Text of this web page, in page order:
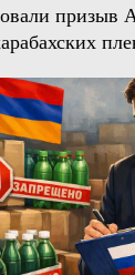
призыв